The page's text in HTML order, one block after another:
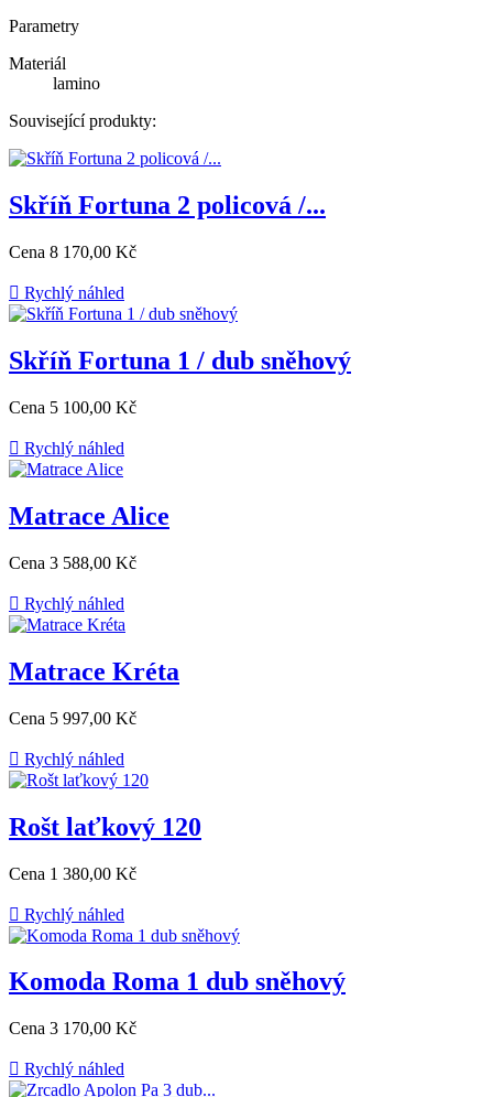
Parametry
Materiál
lamino
Související produkty:
Skříň Fortuna 2 policová /...
Cena 8 170,00 Kč
 Rychlý náhled
Skříň Fortuna 1 / dub sněhový
Cena 5 100,00 Kč
 Rychlý náhled
Matrace Alice
Cena 3 588,00 Kč
 Rychlý náhled
Matrace Kréta
Cena 5 997,00 Kč
 Rychlý náhled
Rošt laťkový 120
Cena 1 380,00 Kč
 Rychlý náhled
Komoda Roma 1 dub sněhový
Cena 3 170,00 Kč
 Rychlý náhled